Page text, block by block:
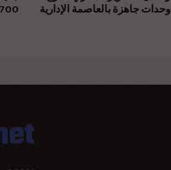
700 مليون جنيه وحدات جاهزة بالعاصمة الإدارية